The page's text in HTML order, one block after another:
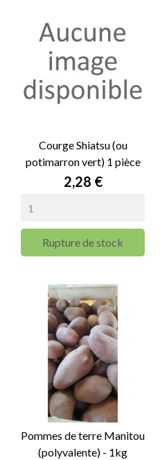
Courge Shiatsu (ou
potimarron vert) 1 pièce
Prix
2,28 €
Rupture de stock
Pommes de terre Manitou
(polyvalente) - 1kg